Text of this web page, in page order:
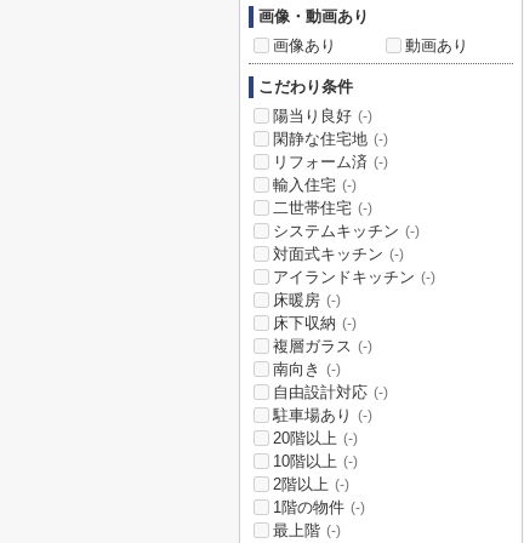
画像・動画あり
画像あり
動画あり
こだわり条件
陽当り良好 (-)
閑静な住宅地 (-)
リフォーム済 (-)
輸入住宅 (-)
二世帯住宅 (-)
システムキッチン (-)
対面式キッチン (-)
アイランドキッチン (-)
床暖房 (-)
床下収納 (-)
複層ガラス (-)
南向き (-)
自由設計対応 (-)
駐車場あり (-)
20階以上 (-)
10階以上 (-)
2階以上 (-)
1階の物件 (-)
最上階 (-)